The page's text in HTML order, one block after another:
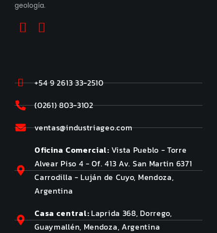
geología.
+54 9 2613 33-2510
(0261) 803-3102
ventas@industriageo.com
Oficina Comercial: Vista Pueblo - Torre
Alvear Piso 4 - Of. 413 Av. San Martin 6371
Carrodilla - Luján de Cuyo, Mendoza,
Argentina
Casa central: Laprida 368, Dorrego,
Guaymallén, Mendoza, Argentina